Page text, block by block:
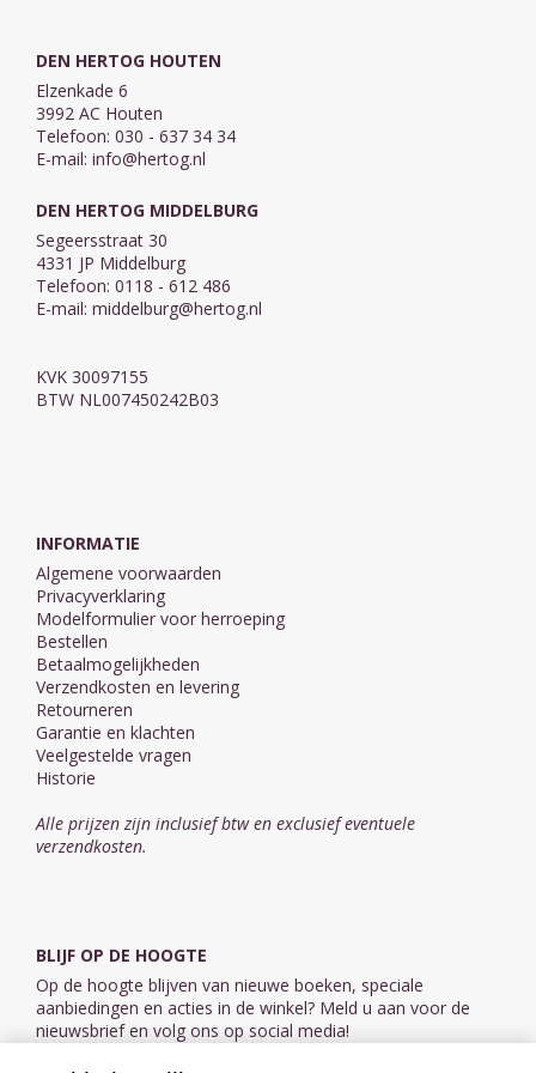
DEN HERTOG HOUTEN
Elzenkade 6
3992 AC Houten
Telefoon: 030 - 637 34 34
E-mail: info@hertog.nl
DEN HERTOG MIDDELBURG
Segeersstraat 30
4331 JP Middelburg
Telefoon: 0118 - 612 486
E-mail: middelburg@hertog.nl
KVK 30097155
BTW NL007450242B03
INFORMATIE
Algemene voorwaarden
Privacyverklaring
Modelformulier voor herroeping
Bestellen
Betaalmogelijkheden
Verzendkosten en levering
Retourneren
Garantie en klachten
Veelgestelde vragen
Historie
Alle prijzen zijn inclusief btw en exclusief eventuele
verzendkosten.
BLIJF OP DE HOOGTE
Op de hoogte blijven van nieuwe boeken, speciale
aanbiedingen en acties in de winkel? Meld u aan voor de
nieuwsbrief en volg ons op social media!